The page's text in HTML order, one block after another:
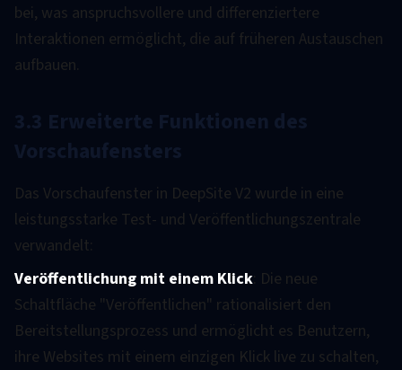
bei, was anspruchsvollere und differenziertere
Interaktionen ermöglicht, die auf früheren Austauschen
aufbauen.
3.3 Erweiterte Funktionen des
Vorschaufensters
Das Vorschaufenster in DeepSite V2 wurde in eine
leistungsstarke Test- und Veröffentlichungszentrale
verwandelt:
Veröffentlichung mit einem Klick: Die neue
Schaltfläche "Veröffentlichen" rationalisiert den
Bereitstellungsprozess und ermöglicht es Benutzern,
ihre Websites mit einem einzigen Klick live zu schalten,